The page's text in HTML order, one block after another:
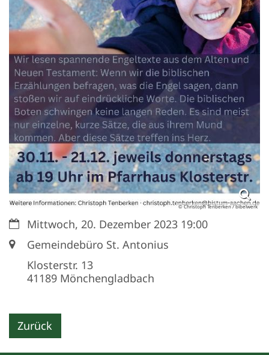
© Christoph Tenberken / bibelwerk
Datum:Mittwoch, 20. Dezember 2023 19:00
Ort:Gemeindebüro St. Antonius
Klosterstr. 13
41189 Mönchengladbach
Zurück